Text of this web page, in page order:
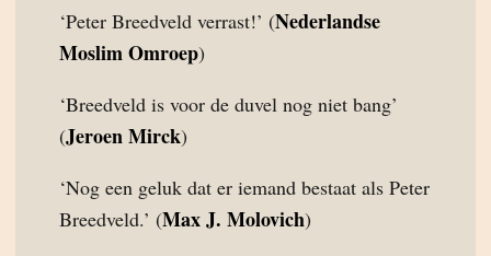
‘Peter Breedveld verrast!’ (Nederlandse
Moslim Omroep)
‘Breedveld is voor de duvel nog niet bang’
(Jeroen Mirck)
‘Nog een geluk dat er iemand bestaat als Peter
Breedveld.’ (Max J. Molovich)